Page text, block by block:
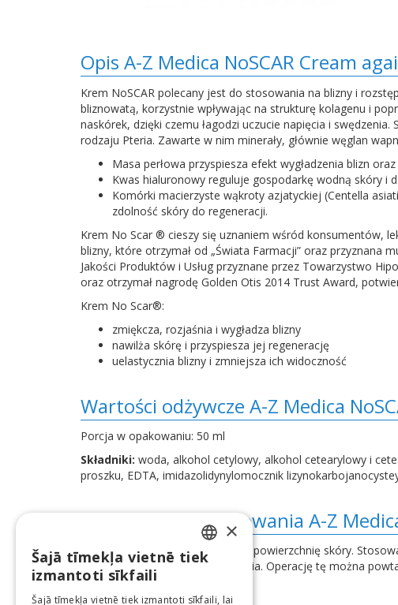
Opis A-Z Medica NoSCAR Cream
Krem NoSCAR polecany jest do stosowania na blizny i
bliznowatą, korzystnie wpływając na strukturę kolagenu i
naskórek, dzięki czemu łagodzi uczucie napięcia i
rodzaju Pteria. Zawarte w nim minerały, głównie węglan
Masa perłowa przyspiesza efekt wygładzenia blizn
Kwas hialuronowy reguluje gospodarkę wodną skóry i
Komórki macierzyste wąkroty azjatyckiej (Centella
zdolność skóry do regeneracji.
Krem No Scar ® cieszy się uznaniem wśród konsumentów,
blizny, które otrzymał od „Świata Farmacji” oraz przyznana
Jakości Produktów i Usług przyznane przez Towarzystwo
oraz otrzymał nagrodę Golden Otis 2014 Trust Award,
Krem No Scar®:
zmiękcza, rozjaśnia i wygładza blizny
nawilża skórę i przyspiesza jej regenerację
uelastycznia blizny i zmniejsza ich widoczność
Wartości odżywcze A-Z Medica
Porcja w opakowaniu: 50 ml
Składniki: woda, alkohol cetylowy, alkohol cetearylowy i
proszku, EDTA, imidazolidynylomocznik
Wskazania do stosowania A-Z
Nałóż krem ​​na umytą i osuszoną powierzchnię skóry.
kremu i jego skutecznego działania. Operację tę można
LATVIAN
×
Šajā tīmekļa vietnē tiek
izmantoti sīkfaili
Šajā tīmekļa vietnē tiek izmantoti sīkfaili, lai